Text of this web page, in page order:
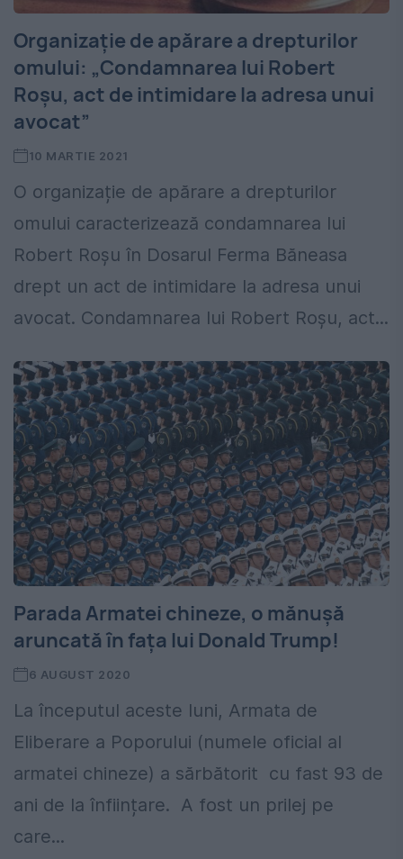
Organizație de apărare a drepturilor
omului: „Condamnarea lui Robert
Roșu, act de intimidare la adresa unui
avocat”
10 MARTIE 2021
O organizație de apărare a drepturilor
omului caracterizează condamnarea lui
Robert Roșu în Dosarul Ferma Băneasa
drept un act de intimidare la adresa unui
avocat. Condamnarea lui Robert Roșu, act...
Parada Armatei chineze, o mănușă
aruncată în fața lui Donald Trump!
6 AUGUST 2020
La începutul aceste luni, Armata de
Eliberare a Poporului (numele oficial al
armatei chineze) a sărbătorit cu fast 93 de
ani de la înființare. A fost un prilej pe
care...